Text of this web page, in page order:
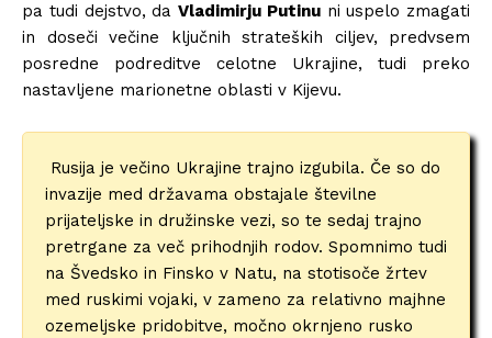
pa tudi dejstvo, da Vladimirju Putinuni uspelo zmagati
in doseči večine ključnih strateških ciljev, predvsem
posredne podreditve celotne Ukrajine, tudi preko
nastavljene marionetne oblasti v Kijevu.
Rusija je večino Ukrajine trajno izgubila. Če so do
invazije med državama obstajale številne
prijateljske in družinske vezi, so te sedaj trajno
pretrgane za več prihodnjih rodov. Spomnimo tudi
na Švedsko in Finsko v Natu, na stotisoče žrtev
med ruskimi vojaki, v zameno za relativno majhne
ozemeljske pridobitve, močno okrnjeno rusko